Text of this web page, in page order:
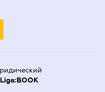
Liga:BOOK